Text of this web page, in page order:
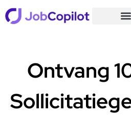
Ontvang